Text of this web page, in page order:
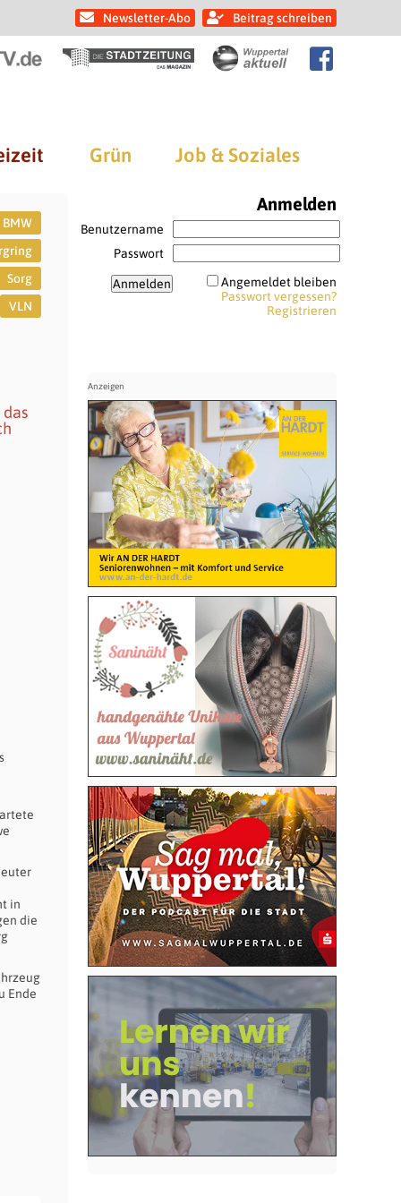
Newsletter-Abo Beitrag schreiben
Grün Job & Soziales
BMW
Sorg
VLN
in
die
Ende
Anmelden
Benutzername
Passwort
Angemeldet bleiben
Passwort vergessen?
Registrieren